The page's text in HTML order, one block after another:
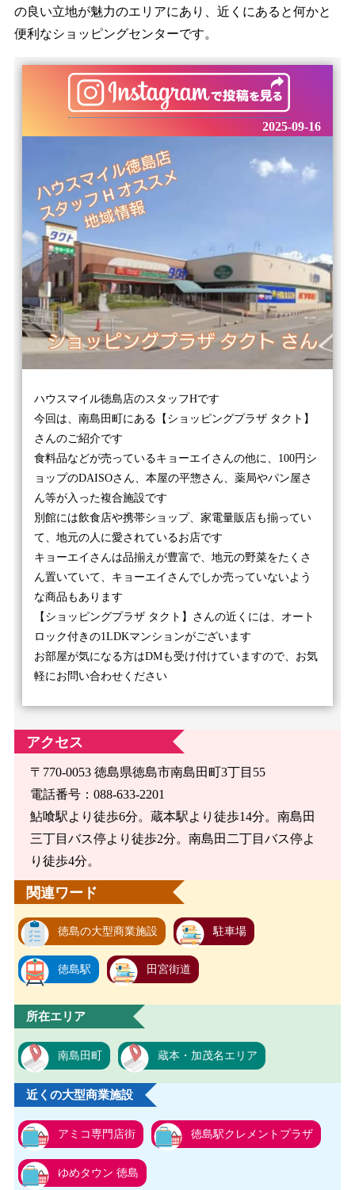
の良い立地が魅力のエリアにあり、近くにあると何かと
便利なショッピングセンターです。
2025-09-16
ハウスマイル徳島店のスタッフHです
今回は、南島田町にある【ショッピングプラザ タクト】
さんのご紹介です
食料品などが売っているキョーエイさんの他に、100円シ
ョップのDAISOさん、本屋の平惣さん、薬局やパン屋さ
ん等が入った複合施設です
別館には飲食店や携帯ショップ、家電量販店も揃ってい
て、地元の人に愛されているお店です
キョーエイさんは品揃えが豊富で、地元の野菜をたくさ
ん置いていて、キョーエイさんでしか売っていないよう
な商品もあります
【ショッピングプラザ タクト】さんの近くには、オート
ロック付きの1LDKマンションがございます
お部屋が気になる方はDMも受け付けていますので、お気
軽にお問い合わせください
アクセス
〒770-0053 徳島県徳島市南島田町3丁目55
電話番号：088-633-2201
鮎喰駅より徒歩6分。蔵本駅より徒歩14分。南島田
三丁目バス停より徒歩2分。南島田二丁目バス停よ
り徒歩4分。
関連ワード
徳島の大型商業施設 駐車場
徳島駅 田宮街道
所在エリア
南島田町 蔵本・加茂名エリア
近くの大型商業施設
アミコ専門店街 徳島駅クレメントプラザ
ゆめタウン 徳島